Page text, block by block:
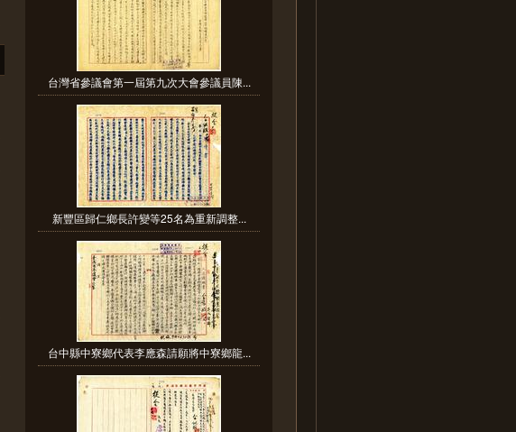
台灣省參議會第一屆第九次大會參議員陳...
新豐區歸仁鄉長許變等25名為重新調整...
台中縣中寮鄉代表李應森請願將中寮鄉龍...